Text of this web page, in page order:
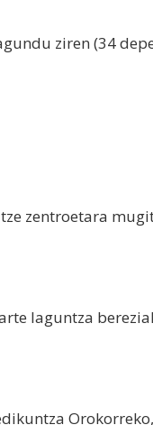
ziren (34
zentroetara
laguntza